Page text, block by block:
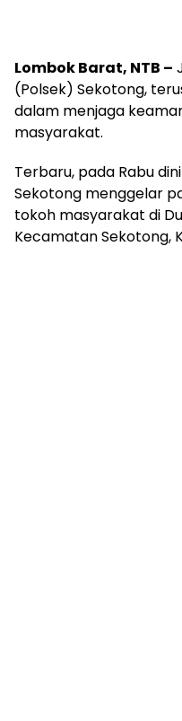
Lombok Barat, NTB –
(Polsek) Sekotong,
dalam menjaga
masyarakat.
Terbaru, pada Rabu
Sekotong menggelar
tokoh masyarakat di
Kecamatan Sekotong,